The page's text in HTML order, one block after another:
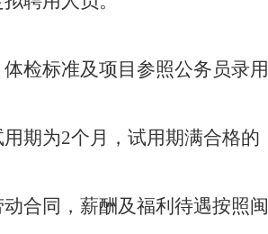
检标准及项目参照公务员录
期为2个月，试用期满合格的
合同，薪酬及福利待遇按照